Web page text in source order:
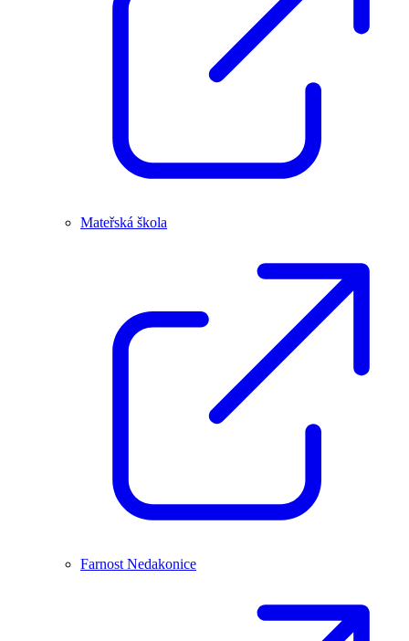
Mateřská škola
Farnost Nedakonice